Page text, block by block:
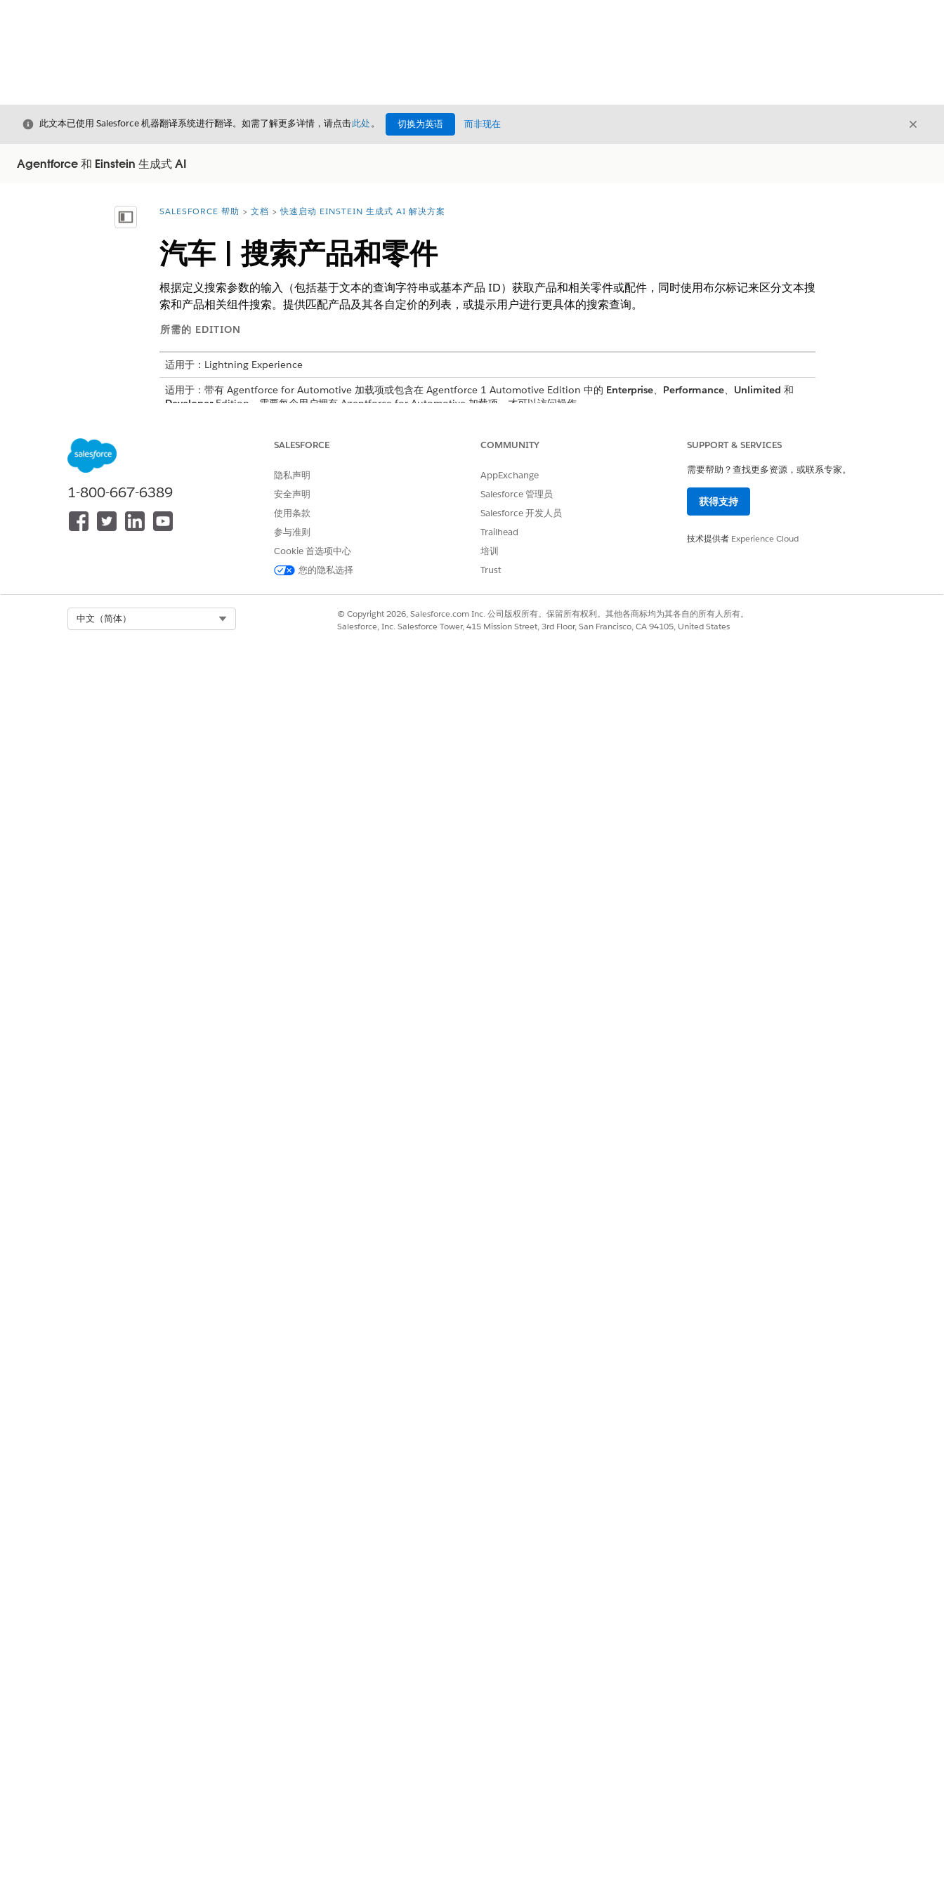
关闭
此文本已使用 Salesforce 机器翻译系统进行翻译。如需了解更多详情，请点击此处。 切换为英语 而非现在 关闭
Agentforce 和 Einstein 生成式 AI
显示目录 您在此处：
SALESFORCE 帮助 文档 快速启动 EINSTEIN 生成式 AI 解决方案
汽车 | 搜索产品和零件
根据定义搜索参数的输入（包括基于文本的查询字符串或基本产品 ID）获取产品和相关零件或配件，同时使用布尔标记来区分文本搜
索和产品相关组件搜索。提供匹配产品及其各自定价的列表，或提示用户进行更具体的搜索查询。
所需的 EDITION
适用于：Lightning Experience
适用于：带有 Agentforce for Automotive 加载项或包含在 Agentforce 1 Automotive Edition 中的 Enterprise、 Performance、 Unlimited 和
DeveloperEdition。需要每个用户拥有 Agentforce for Automotive 加载项，才可以访问操作。
API 名称
SrchPrdctAndParts
1-800-667-6389
SALESFORCE
隐私声明
安全声明
使用条款
参与准则
Cookie 首选项中心
您的隐私选择
COMMUNITY
AppExchange
Salesforce 管理员
Salesforce 开发人员
Trailhead
培训
Trust
SUPPORT & SERVICES
需要帮助？查找更多资源，或联系专家。
获得支持
技术提供者 Experience Cloud
中文（简体）
© Copyright 2026, Salesforce.com Inc. 公司版权所有。保留所有权利。其他各商标均为其各自的所有人所有。
Salesforce, Inc. Salesforce Tower, 415 Mission Street, 3rd Floor, San Francisco, CA 94105, United States